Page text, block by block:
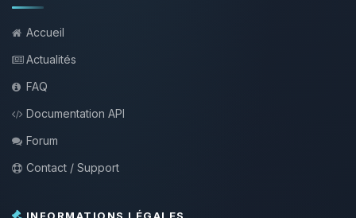
Accueil
Actualités
FAQ
Documentation API
Forum
Contact / Support